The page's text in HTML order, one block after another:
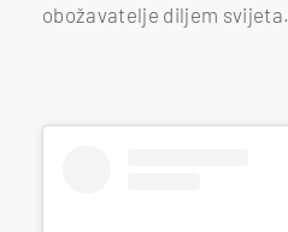
obožavatelje diljem svijeta.